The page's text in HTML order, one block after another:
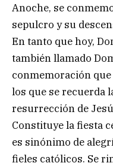
Anoche, se
sepulcro y su
En tanto que hoy,
también llamado
conmemoración
los que se recuerda
resurrección de
Constituye la fiesta
es sinónimo de
fieles católicos. Se